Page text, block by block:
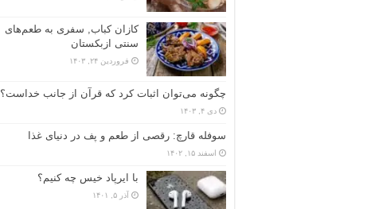
کازان کباب, سفری به طعم‌های
سنتی ازبکستان
فروردین ۲۴, ۱۴۰۳
چگونه می‌توان اثبات کرد که قرآن از جانب خداست؟
دی ۴, ۱۴۰۳
سوفله قارچ: رقصی از طعم و پف در دنیای غذا
اسفند ۱۵, ۱۴۰۲
با ایرپاد خیس چه کنیم؟
آذر ۵, ۱۴۰۱